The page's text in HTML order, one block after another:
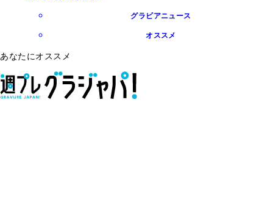
グラビアニュース
オススメ
あなたにオススメ